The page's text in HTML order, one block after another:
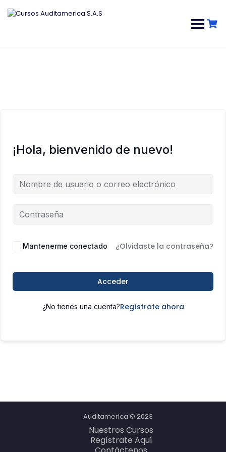
¡Hola, bienvenido de nuevo!
Mantenerme conectado ¿Olvidaste la contraseña?
Acceder
¿No tienes una cuenta?Regístrate ahora
Auditamerica © 2023
Nuestros Cursos
Regístrate Aquí